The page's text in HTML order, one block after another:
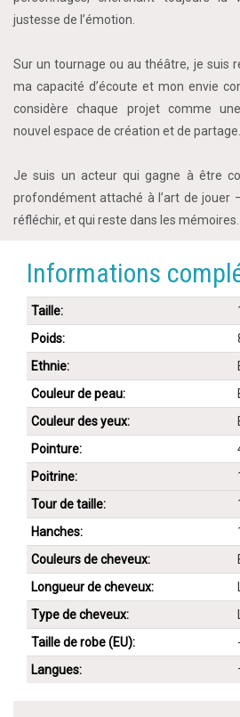
justesse de l’émotion.
Sur un tournage ou au théâtre, je suis
ma capacité d’écoute et mon envie
considère chaque projet comme
nouvel espace de création et de partage.
Je suis un acteur qui gagne à être
profondément attaché à l’art de jouer
réfléchir, et qui reste dans les mémoires.
Informations
Taille:
Poids:
Ethnie:
Couleur de peau:
Couleur des yeux:
Pointure:
Poitrine:
Tour de taille:
Hanches:
Couleurs de cheveux:
Longueur de cheveux:
Type de cheveux:
Taille de robe (EU):
-
Langues:
-